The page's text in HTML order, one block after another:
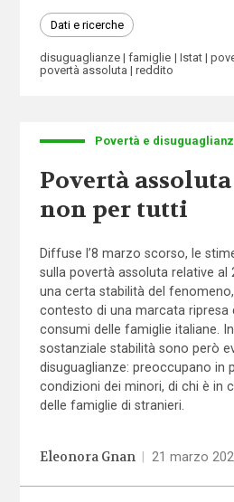
Dati e ricerche
disuguaglianze famiglie Istat
povertà assoluta
reddito
Povertà e
Povertà
non per tutti
Diffuse l’8 marzo scorso, le
sulla povertà assoluta relative
una certa stabilità del
contesto di una marcata ripresa
consumi delle famiglie italiane.
sostanziale stabilità sono però
disuguaglianze: preoccupano in
condizioni dei minori, di chi è in
delle famiglie di stranieri.
Eleonora Gnan 21 marzo